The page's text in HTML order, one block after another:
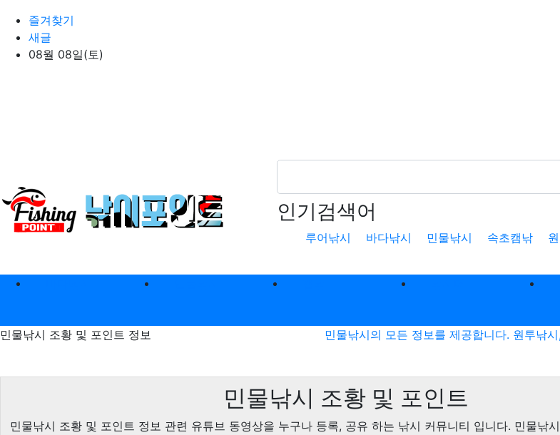
상단 네비
즐겨찾기
새글
08월 08일(토)
인기검색어
루어낚시 바다낚시 민물낚시 속초캠낚
메인 메뉴
민물낚시 조황 및 포인트 정보
민물낚시의 모든 정보를 제공합니다. 원투낚
민물낚시 조황 및 포인트
민물낚시 조황 및 포인트 정보 관련 유튜브 동영상을 누구나 등록, 공유 하는 낚시 커뮤니티 입니다. 민물낚